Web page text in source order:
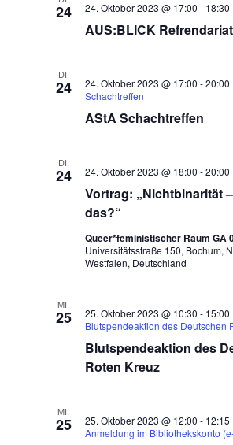
24
AUS:BLICK Refrendariat
24. Oktober 2023 @ 17:00 - 18:30
DI.
24
AStA Schachtreffen
24. Oktober 2023 @ 17:00 -20:00
Schachtreffen
DI.
24
Vortrag: „Nichtbinarität
das?“
24. Oktober 2023 @ 18:00 -20:00
Queer*feministischer Raum GA
Universitätsstraße 150, Bochum,
Westfalen, Deutschland
MI.
25
Blutspendeaktion des
Roten Kreuz
25. Oktober 2023 @ 10:30 - 15:00
Blutspendeaktion des Deutschen
MI.
25 25. Oktober 2023 @ 12:00 - 12:15
Anmeldung im Bibliothekskonto